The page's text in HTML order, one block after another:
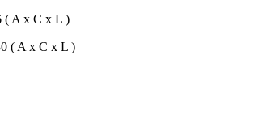
( A x C x L )
( A x C x L )